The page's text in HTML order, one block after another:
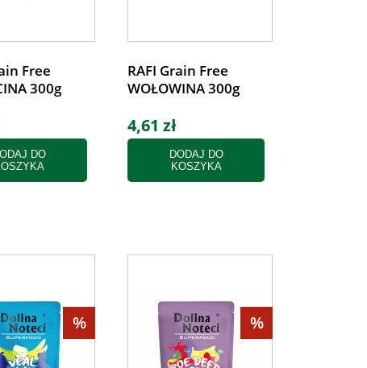
Free
300g
DO
RAFI Grain Free
WOŁOWINA 300g
4,61 zł
DODAJ DO
KOSZYKA
% %